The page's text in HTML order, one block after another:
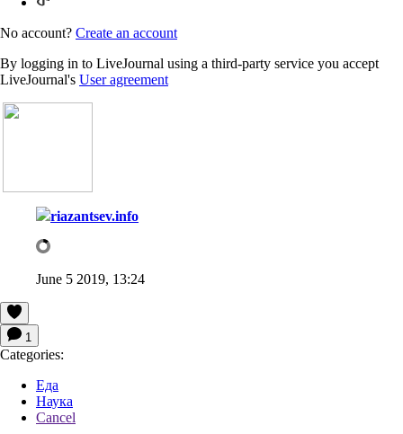
No account? Create an account
By logging in to LiveJournal using a third-party service you accept
LiveJournal's User agreement
riazantsev.info
June 5 2019, 13:24
1
Categories:
Еда
Наука
Cancel